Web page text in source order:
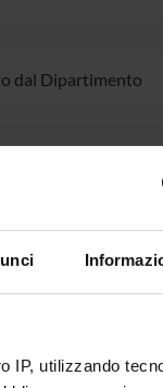
IP, utilizzando
dal Dipartimento
Lovato
Marzola